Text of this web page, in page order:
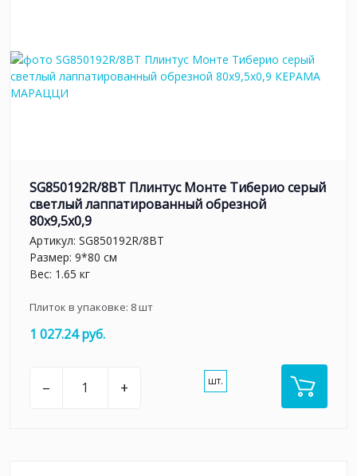
SG850192R/8BT Плинтус Монте Тиберио серый
светлый лаппатированный обрезной
80x9,5x0,9
Артикул: SG850192R/8BT
Размер: 9*80 см
Вес: 1.65 кг
Плиток в упаковке: 8шт
1 027.24 руб.
– + шт.